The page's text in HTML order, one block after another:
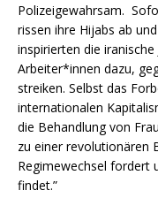
Polizeigewahrsam.
rissen ihre Hijabs ab
inspirierten die
Arbeiter*innen dazu,
streiken. Selbst das
internationalen
die Behandlung von
zu einer revolutionären
Regimewechsel fordert
findet.”